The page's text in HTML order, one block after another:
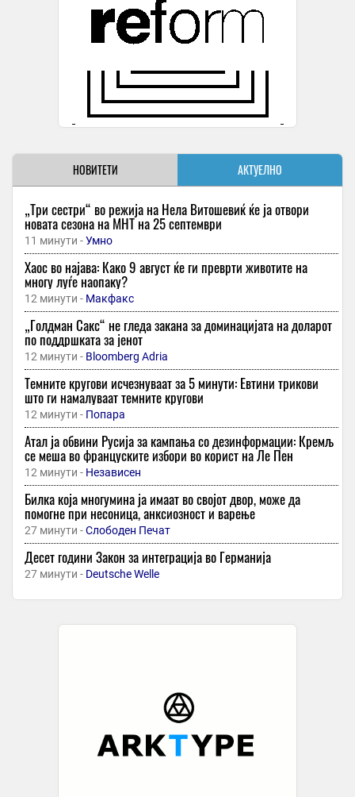
НОВИТЕТИ АКТУЕЛНО
„Три сестри“ во режија на Нела Витошевиќ ќе ја отвори
новата сезона на МНТ на 25 септември
11 минути -Умно
Хаос во најава: Како 9 август ќе ги преврти животите на
многу луѓе наопаку?
12 минути - Макфакс
„Голдман Сакс“ не гледа закана за доминацијата на доларот
по поддршката за јенот
12 минути - Bloomberg Adria
Темните кругови исчезнуваат за 5 минути: Евтини трикови
што ги намалуваат темните кругови
12 минути - Попара
Атал ја обвини Русија за кампања со дезинформации: Кремљ
се меша во француските избори во корист на Ле Пен
12 минути - Независен
Билка која многумина ја имаат во својот двор, може да
помогне при несоница, анксиозност и варење
27 минути -Слободен Печат
Десет години Закон за интеграција во Германија
27 минути - Deutsche Welle
Децата не учат или системот не знае да ги научи?
Рејтингот на Зеленски падна под оној на генералот
Дарио Ивановски ќе ги трча во Бирмингем на 16 август